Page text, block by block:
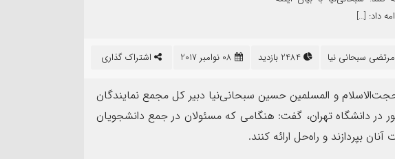
داد: […]
اشتراک گذاری مرتضی سبحانی نیا
و المسلمین حسین سبحانی‌نیا دبیر کل مجمع نمایندگان
در دانشگاه تهران، گفت: هنگامی که مسئولان در جمع دانشجویان
بپردازند و راه‌حل ارائه کنند.